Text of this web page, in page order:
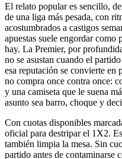
El relato popular es sencillo,
de una liga más pesada, con
acostumbrados a castigos
apuestas suele engordar
hay. La Premier, por
no se asustan cuando el
esa reputación se convierte en
no compra once contra once:
y una camiseta que le suena
asunto sea barro, choque y
Con cuotas disponibles
oficial para destripar el 1X2.
también limpia la mesa. Sin
partido antes de contaminarse